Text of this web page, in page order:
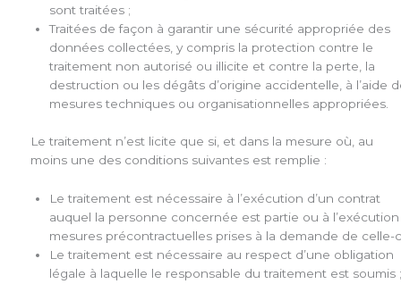
sont traitées ;
Traitées de façon à garantir une sécurité appropriée des
données collectées, y compris la protection contre le
traitement non autorisé ou illicite et contre la perte, la
destruction ou les dégâts d’origine accidentelle, à l’aide
mesures techniques ou organisationnelles appropriées.
Le traitement n’est licite que si, et dans la mesure où, au
moins une des conditions suivantes est remplie :
Le traitement est nécessaire à l’exécution d’un contrat
auquel la personne concernée est partie ou à
mesures précontractuelles prises à la demande de celle-
Le traitement est nécessaire au respect d’une obligation
légale à laquelle le responsable du traitement est soumis ;